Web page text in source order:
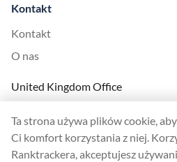
Kontakt
Kontakt
O nas
United Kingdom Office
Ranktracker Ltd
144A Clerkenwell Rd
London, EC1R 5DF
Ta strona używa plików cookie,
Ci komfort korzystania z niej.
Ranktrackera, akceptujesz